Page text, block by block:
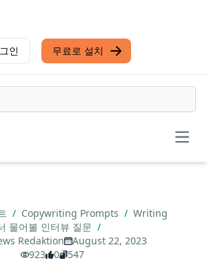
인 무료로 설치
/ Copywriting Prompts / Writing
물어볼 인터뷰 질문 /
Redaktion
August 22, 2023
923
0 547